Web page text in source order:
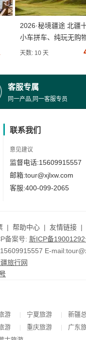
2026·秘境疆途 北疆
小车拼车、纯玩无购物
天数: 10 天
客服专属
同一产品,同一客服专员
联系我们
意见建议
监督电话:15609915557
邮箱:tour@xjlxw.com
客服:400-099-2065
| 帮助中心 | 友情链接 |
备案号: 新ICP备
E-
旅行网
游 | 宁夏旅游 | 新疆
游 | 重庆旅游 | 广东